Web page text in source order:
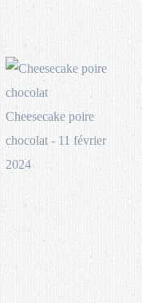
Cheesecake poire
chocolat - 11 février
2024